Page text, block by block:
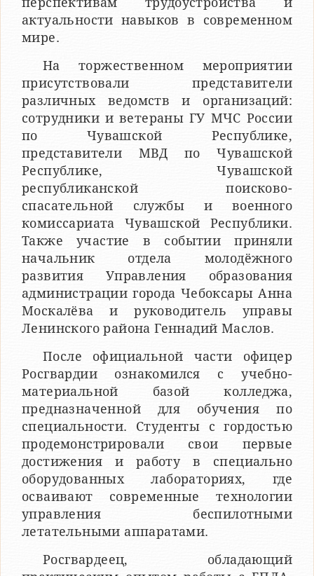
актуальности навыков в современном
мире.
На торжественном мероприятии
присутствовали представители
различных ведомств и организаций:
сотрудники и ветераны ГУ МЧС России
по Чувашской Республике,
представители МВД по Чувашской
Республике, Чувашской
республиканской поисково-
спасательной службы и военного
комиссариата Чувашской Республики.
Также участие в событии приняли
начальник отдела молодёжного
развития Управления образования
администрации города Чебоксары Анна
Москалёва и руководитель управы
Ленинского района Геннадий Маслов.
После официальной части офицер
Росгвардии ознакомился с учебно-
материальной базой колледжа,
предназначенной для обучения по
специальности. Студенты с гордостью
продемонстрировали свои первые
достижения и работу в специально
оборудованных лабораториях, где
осваивают современные технологии
управления беспилотными
летательными аппаратами.
Росгвардеец, обладающий